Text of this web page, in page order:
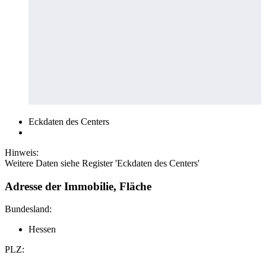
Eckdaten des Centers
Hinweis:
Weitere Daten siehe Register 'Eckdaten des Centers'
Adresse der Immobilie, Fläche
Bundesland:
Hessen
PLZ: